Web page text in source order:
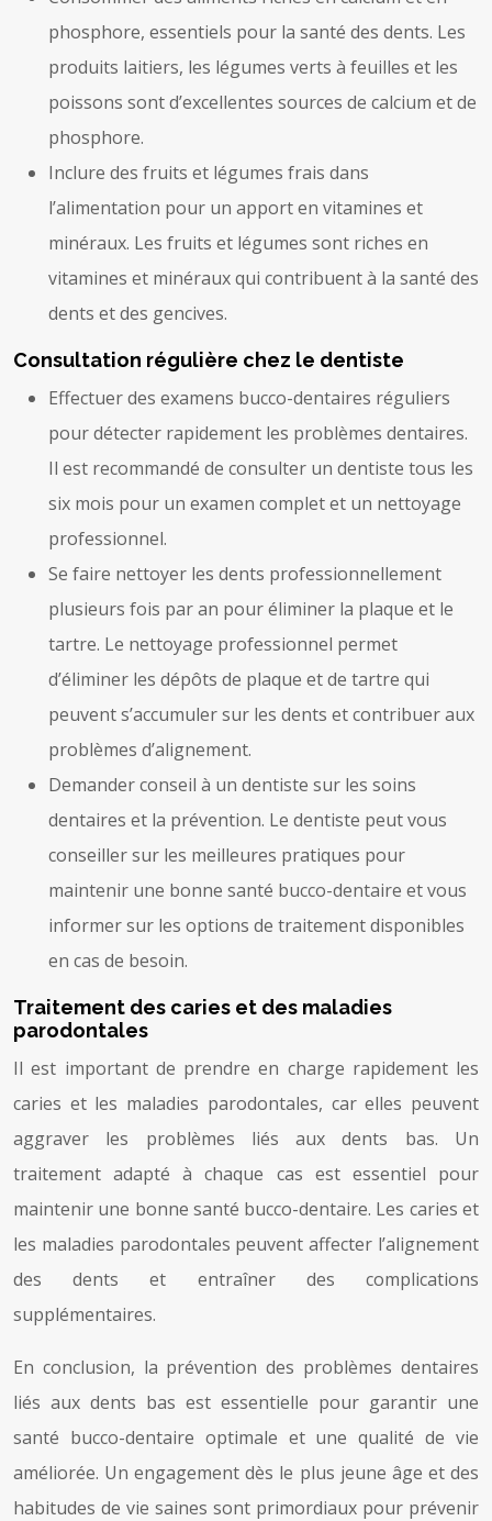
phosphore, essentiels pour la santé des dents. Les
produits laitiers, les légumes verts à feuilles et les
poissons sont d’excellentes sources de calcium et de
phosphore.
Inclure des fruits et légumes frais dans
l’alimentation pour un apport en vitamines et
minéraux. Les fruits et légumes sont riches en
vitamines et minéraux qui contribuent à la santé des
dents et des gencives.
Consultation régulière chez le dentiste
Effectuer des examens bucco-dentaires réguliers
pour détecter rapidement les problèmes dentaires.
Il est recommandé de consulter un dentiste tous les
six mois pour un examen complet et un nettoyage
professionnel.
Se faire nettoyer les dents professionnellement
plusieurs fois par an pour éliminer la plaque et le
tartre. Le nettoyage professionnel permet
d’éliminer les dépôts de plaque et de tartre qui
peuvent s’accumuler sur les dents et contribuer aux
problèmes d’alignement.
Demander conseil à un dentiste sur les soins
dentaires et la prévention. Le dentiste peut vous
conseiller sur les meilleures pratiques pour
maintenir une bonne santé bucco-dentaire et vous
informer sur les options de traitement disponibles
en cas de besoin.
Traitement des caries et des maladies
parodontales
Il est important de prendre en charge rapidement les
caries et les maladies parodontales, car elles peuvent
aggraver les problèmes liés aux dents bas. Un
traitement adapté à chaque cas est essentiel pour
maintenir une bonne santé bucco-dentaire. Les caries et
les maladies parodontales peuvent affecter l’alignement
des dents et entraîner des complications
supplémentaires.
En conclusion, la prévention des problèmes dentaires
liés aux dents bas est essentielle pour garantir une
santé bucco-dentaire optimale et une qualité de vie
améliorée. Un engagement dès le plus jeune âge et des
habitudes de vie saines sont primordiaux pour prévenir